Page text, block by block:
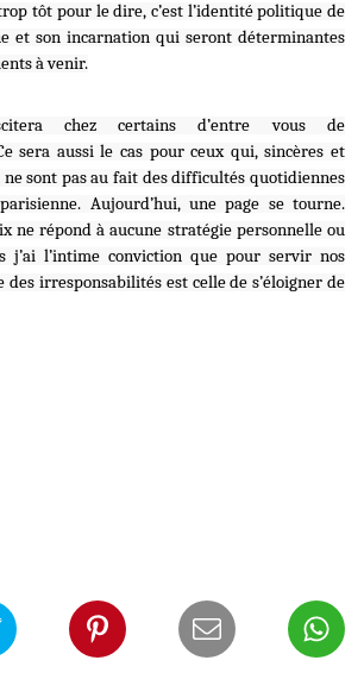
tôt pour le dire, c’est l’identité politique de
et son incarnation qui seront déterminantes
à venir.
chez certains d’entre vous de
sera aussi le cas pour ceux qui, sincères et
ne sont pas au fait des difficultés quotidiennes
Aujourd’hui, une page se tourne.
ne répond à aucune stratégie personnelle ou
j’ai l’intime conviction que pour servir nos
des irresponsabilités est celle de s’éloigner de